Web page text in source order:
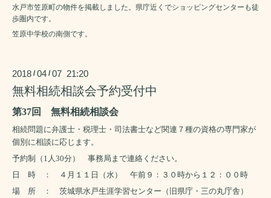
水戸市笠原町の物件を掲載しました。県庁近くでショッピングセンターも徒
歩圏内です。
笠原中学校の南側です。
2018 /04 /07 21:20
無料相続相談会予約受付中
第37回 無料相続相談会
相続問題に弁護士・税理士・司法書士など関連７種の資格の専門家が
個別に相談に応じます。
予約制（ 1 人 30分） 事務局まで連絡ください。
日 時 ： ４月１１日（水） 午前９：３０時から１２：００時
場 所 ： 茨城県水戸生涯学習センター（旧県庁・三の丸庁舎）